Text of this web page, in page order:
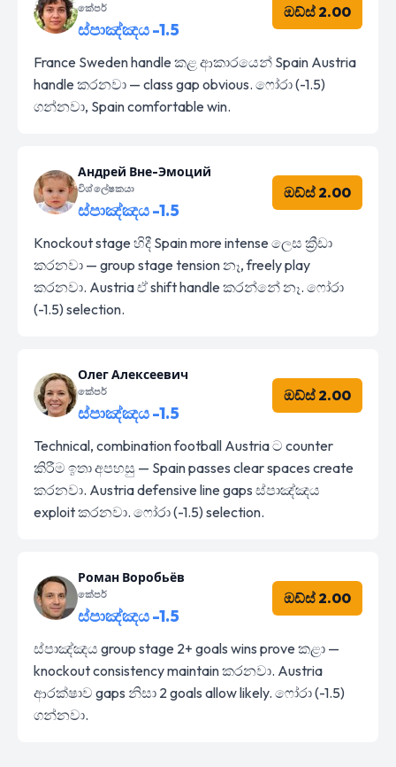
කේපර්
ස්පාඤ්ඤය -1.5
ඔඩ්ස් 2.00
France Sweden handle කළ ආකාරයෙන් Spain Austria
handle කරනවා — class gap obvious. ෆෝරා (-1.5)
ගන්නවා, Spain comfortable win.
Андрей Вне-Эмоций
විශ්ලේෂකයා
ස්පාඤ්ඤය -1.5
ඔඩ්ස් 2.00
Knockout stage හිදී Spain more intense ලෙස ක්‍රීඩා
කරනවා — group stage tension නෑ, freely play
කරනවා. Austria ඒ shift handle කරන්නේ නෑ. ෆෝරා
(-1.5) selection.
Олег Алексеевич
කේපර්
ස්පාඤ්ඤය -1.5
ඔඩ්ස් 2.00
Technical, combination football Austria ට counter
කිරීම ඉතා අපහසු — Spain passes clear spaces create
කරනවා. Austria defensive line gaps ස්පාඤ්ඤය
exploit කරනවා. ෆෝරා (-1.5) selection.
Роман Воробьёв
කේපර්
ස්පාඤ්ඤය -1.5
ඔඩ්ස් 2.00
ස්පාඤ්ඤය group stage 2+ goals wins prove කළා —
knockout consistency maintain කරනවා. Austria
ආරක්ෂාව gaps නිසා 2 goals allow likely. ෆෝරා (-1.5)
ගන්නවා.